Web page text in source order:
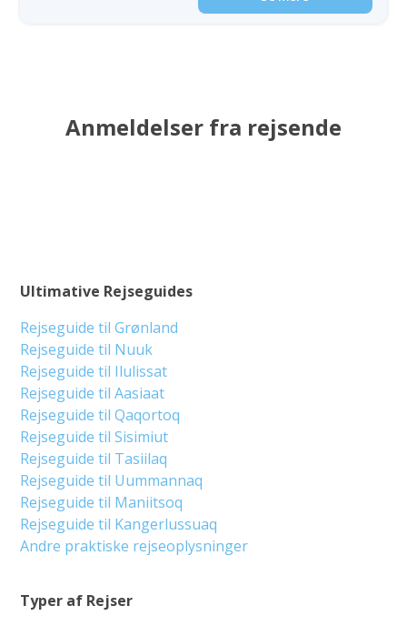
Anmeldelser fra rejsende
Typer af Rejser
Ultimative Rejseguides
Rejseguide til Grønland
Rejseguide til Nuuk
Rejseguide til Ilulissat
Rejseguide til Aasiaat
Rejseguide til Qaqortoq
Rejseguide til Sisimiut
Rejseguide til Tasiilaq
Rejseguide til Uummannaq
Rejseguide til Maniitsoq
Rejseguide til Kangerlussuaq
Andre praktiske rejseoplysninger